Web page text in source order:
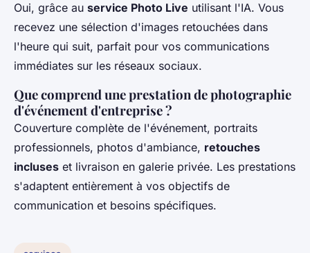
Oui, grâce au service Photo Live utilisant l'IA. Vous
recevez une sélection d'images retouchées dans
l'heure qui suit, parfait pour vos communications
immédiates sur les réseaux sociaux.
Que comprend une prestation de photographie
d'événement d'entreprise ?
Couverture complète de l'événement, portraits
professionnels, photos d'ambiance, retouches
incluses et livraison en galerie privée. Les prestations
s'adaptent entièrement à vos objectifs de
communication et besoins spécifiques.